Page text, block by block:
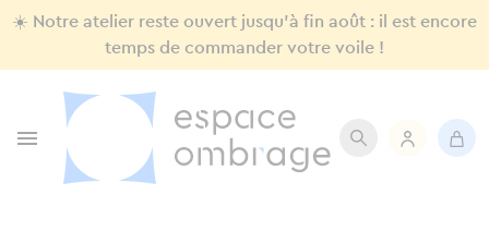
☀️ Notre atelier reste ouvert jusqu'à fin août : il est encore
temps de commander votre voile !
